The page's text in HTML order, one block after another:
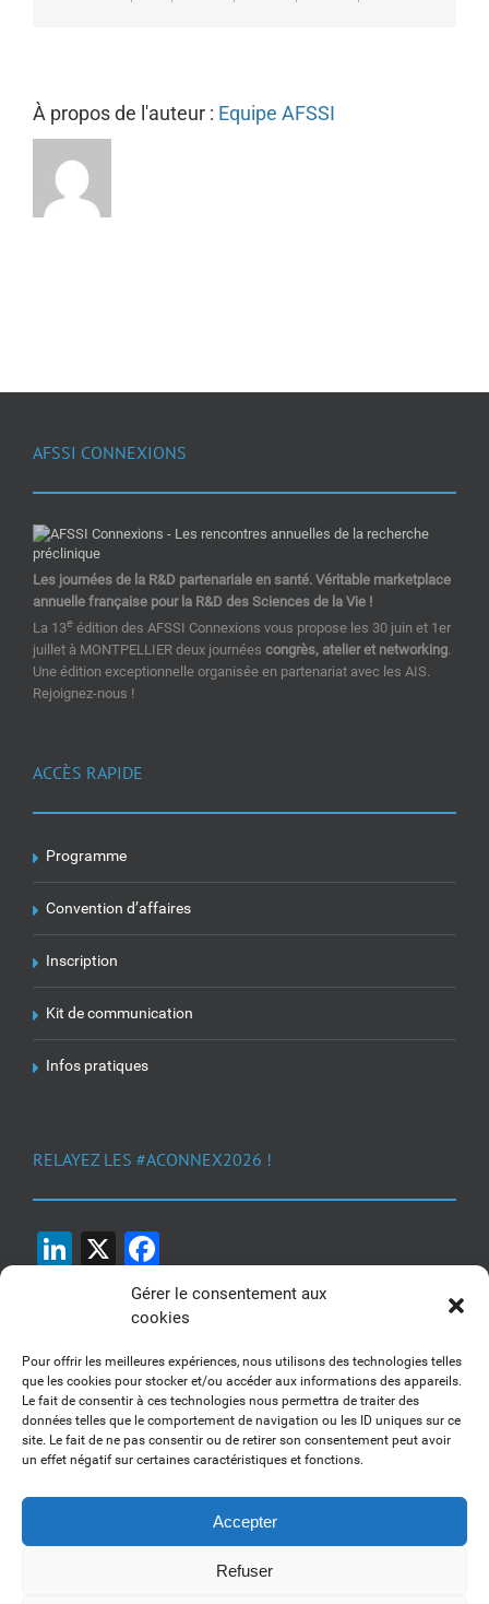
Gérer le consentement aux
cookies
Pour offrir les meilleures expériences, nous utilisons des technologies telles
que les cookies pour stocker et/ou accéder aux informations des appareils.
Le fait de consentir à ces technologies nous permettra de traiter des
données telles que le comportement de navigation ou les ID uniques sur ce
site. Le fait de ne pas consentir ou de retirer son consentement peut avoir
un effet négatif sur certaines caractéristiques et fonctions.
Accepter
Refuser
À propos de l'auteur : Equipe AFSSI
AFSSI CONNEXIONS
Les journées de la R&D partenariale en santé. Véritable marketplace
annuelle française pour la R&D des Sciences de la Vie !
La 13e édition des AFSSI Connexions vous propose les 30 juin et 1er
juillet à MONTPELLIER deux journées congrès, atelier et networking.
Une édition exceptionnelle organisée en partenariat avec les AIS.
Rejoignez-nous !
ACCÈS RAPIDE
Programme
Convention d’affaires
Inscription
Kit de communication
Infos pratiques
RELAYEZ LES #ACONNEX2026 !
LinkedIn
X
1, 2, 3... Buzzez !
Découvrez nos kits communication